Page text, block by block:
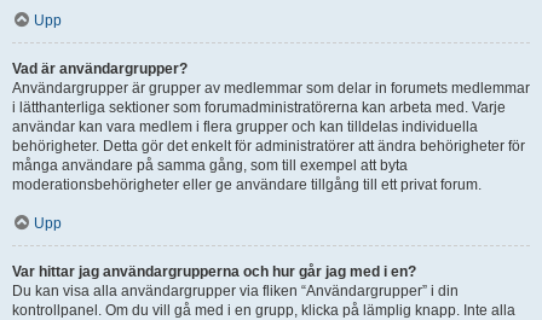
Upp
Vad är användargrupper?
Användargrupper är grupper av medlemmar som delar in forumets medlemmar
i lätthanterliga sektioner som forumadministratörerna kan arbeta med. Varje
användar kan vara medlem i flera grupper och kan tilldelas individuella
behörigheter. Detta gör det enkelt för administratörer att ändra behörigheter för
många användare på samma gång, som till exempel att byta
moderationsbehörigheter eller ge användare tillgång till ett privat forum.
Upp
Var hittar jag användargrupperna och hur går jag med i en?
Du kan visa alla användargrupper via fliken “Användargrupper” i din
kontrollpanel. Om du vill gå med i en grupp, klicka på lämplig knapp. Inte alla